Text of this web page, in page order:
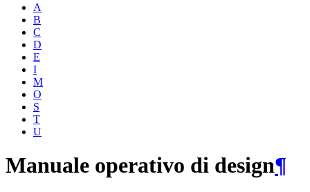
A
B
C
D
E
I
M
O
S
T
U
Manuale operativo di design¶